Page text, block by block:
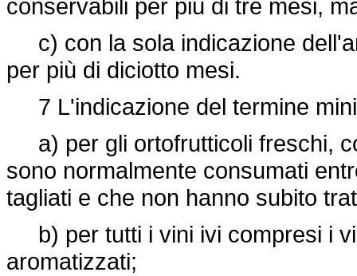
conservabili per più di tre mesi,
c) con la sola indicazione
per più di diciotto mesi.
7 L'indicazione del termine
a) per gli ortofrutticoli freschi,
sono normalmente consumati
tagliati e che non hanno subito
b) per tutti i vini ivi compresi i
aromatizzati;